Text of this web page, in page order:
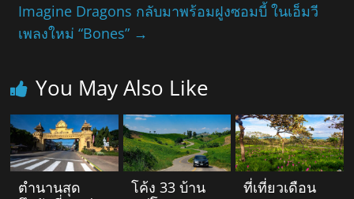
Imagine Dragons กลับมาพร้อมฝูงซอมบี้ ในเอ็มวี
เพลงใหม่ “Bones” →
You May Also Like
ตำนานสุด
โค้ง 33 บ้าน
ที่เที่ยวเดือน